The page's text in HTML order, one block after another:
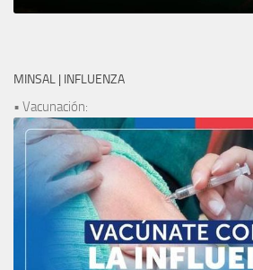
MINSAL | INFLUENZA
• Vacunación: